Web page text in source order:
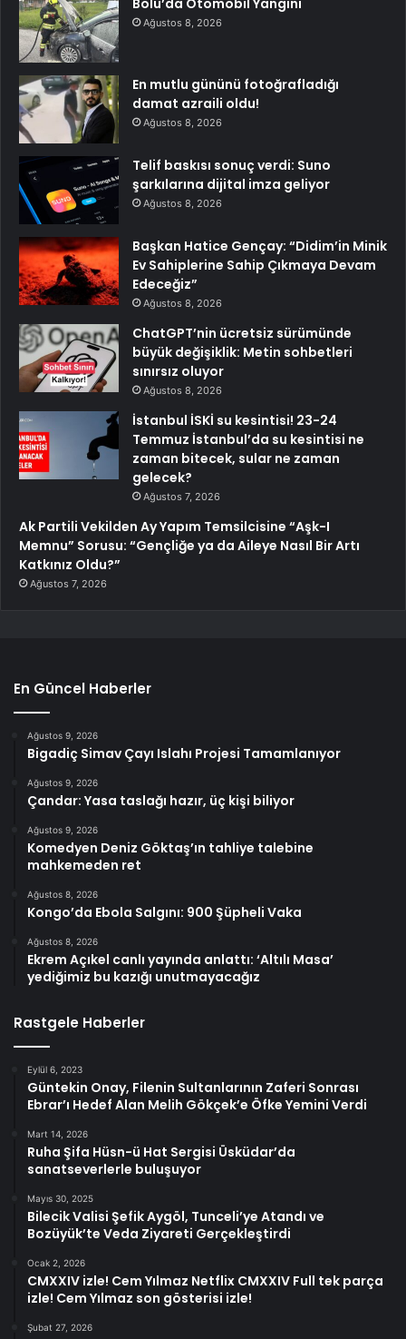
Ağustos 8, 2026
En mutlu gününü fotoğrafladığı
damat azraili oldu!
Ağustos 8, 2026
Telif baskısı sonuç verdi: Suno
şarkılarına dijital imza geliyor
Ağustos 8, 2026
Başkan Hatice Gençay: “Didim’in Minik
Ev Sahiplerine Sahip Çıkmaya Devam
Edeceğiz”
Ağustos 8, 2026
ChatGPT’nin ücretsiz sürümünde
büyük değişiklik: Metin sohbetleri
sınırsız oluyor
Ağustos 8, 2026
İstanbul İSKİ su kesintisi! 23-24
Temmuz İstanbul’da su kesintisi ne
zaman bitecek, sular ne zaman
gelecek?
Ağustos 7, 2026
Ak Partili Vekilden Ay Yapım Temsilcisine “Aşk-I
Memnu” Sorusu: “Gençliğe ya da Aileye Nasıl Bir Artı
Katkınız Oldu?”
Ağustos 7, 2026
En Güncel Haberler
Ağustos 9, 2026
Bigadiç Simav Çayı Islahı Projesi Tamamlanıyor
Ağustos 9, 2026
Çandar: Yasa taslağı hazır, üç kişi biliyor
Ağustos 9, 2026
Komedyen Deniz Göktaş’ın tahliye talebine
mahkemeden ret
Ağustos 8, 2026
Kongo’da Ebola Salgını: 900 Şüpheli Vaka
Ağustos 8, 2026
Ekrem Açıkel canlı yayında anlattı: ‘Altılı Masa’
yediğimiz bu kazığı unutmayacağız
Rastgele Haberler
Eylül 6, 2023
Güntekin Onay, Filenin Sultanlarının Zaferi Sonrası
Ebrar’ı Hedef Alan Melih Gökçek’e Öfke Yemini Verdi
Mart 14, 2026
Ruha Şifa Hüsn-ü Hat Sergisi Üsküdar’da
sanatseverlerle buluşuyor
Mayıs 30, 2025
Bilecik Valisi Şefik Aygöl, Tunceli’ye Atandı ve
Bozüyük’te Veda Ziyareti Gerçekleştirdi
Ocak 2, 2026
CMXXIV izle! Cem Yılmaz Netflix CMXXIV Full tek parça
izle! Cem Yılmaz son gösterisi izle!
Şubat 27, 2026